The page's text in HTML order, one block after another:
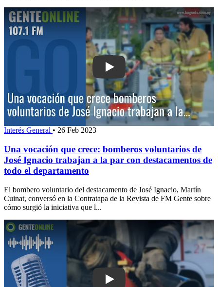
Play: Una vocación que crece:
Interés General • 26 Feb 2023
Una vocación que crece: bomberos voluntarios de
José Ignacio trabajan a la par con destacamentos de
todo el departamento
El bombero voluntario del destacamento de José Ignacio, Martín
Cuinat, conversó en la Contratapa de la Revista de FM Gente sobre
cómo surgió la iniciativa que l...
Play: San Carlos: muestran